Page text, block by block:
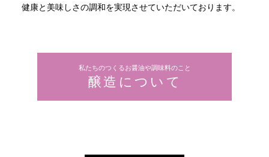
健康と美味しさの調和を実現させていただいております。
私たちのつくるお醤油や調味料のこと
醸造について